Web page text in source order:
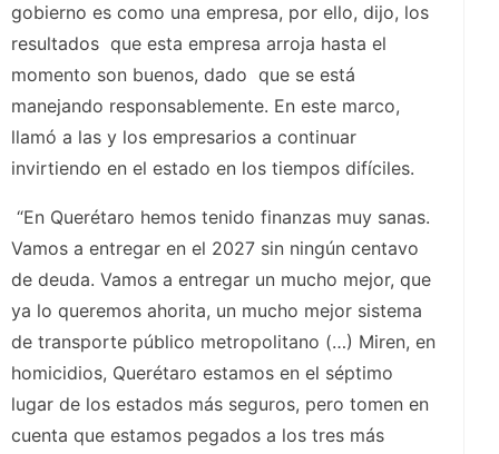
gobierno es como una empresa, por ello, dijo, los
resultados que esta empresa arroja hasta el
momento son buenos, dado que se está
manejando responsablemente. En este marco,
llamó a las y los empresarios a continuar
invirtiendo en el estado en los tiempos difíciles.
“En Querétaro hemos tenido finanzas muy sanas.
Vamos a entregar en el 2027 sin ningún centavo
de deuda. Vamos a entregar un mucho mejor, que
ya lo queremos ahorita, un mucho mejor sistema
de transporte público metropolitano (…) Miren, en
homicidios, Querétaro estamos en el séptimo
lugar de los estados más seguros, pero tomen en
cuenta que estamos pegados a los tres más